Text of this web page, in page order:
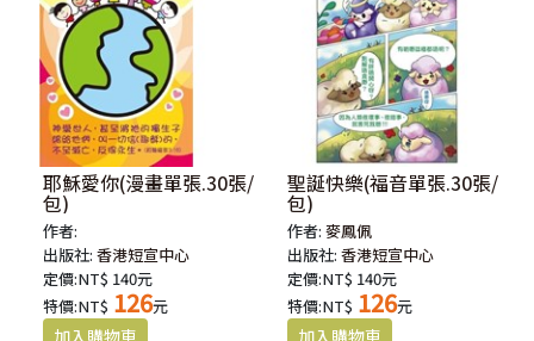
耶穌愛你(漫畫單張.30張/
包)
作者:
出版社:香港短宣中心
定價:NT$ 140元
特價:NT$ 126元
聖誕快樂(福音單張.30張/
包)
作者:麥鳳佩
出版社:香港短宣中心
定價:NT$ 140元
特價:NT$ 126元